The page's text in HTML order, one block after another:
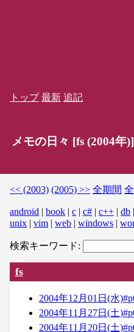
トップ 最新 追記
メモの日々 [fs (2004年)]
<< (2003) (2005) >> 全期間
android | book | c | c# | c++ | db |
unix | vim | web | windows |
検索キーワード:
fs
2004年12月01日(水
2004年11月27日(土
2004年11月20日(土